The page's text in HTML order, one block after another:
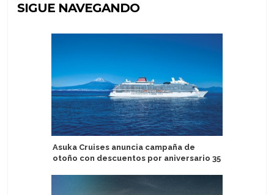
SIGUE NAVEGANDO
Asuka Cruises anuncia campaña de
otoño con descuentos por aniversario 35